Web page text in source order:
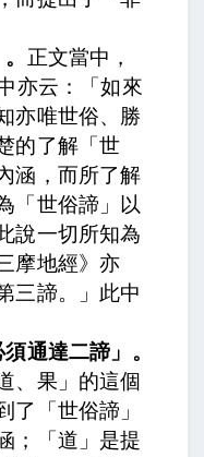
正文當中，
亦云：「如來
亦唯世俗、勝
的了解「世
涵，而所了解
「世俗諦」以
說一切所知為
摩地經》亦
三諦。」此中
通達二諦」。
、果」的這個
了「世俗諦」
；「道」是提